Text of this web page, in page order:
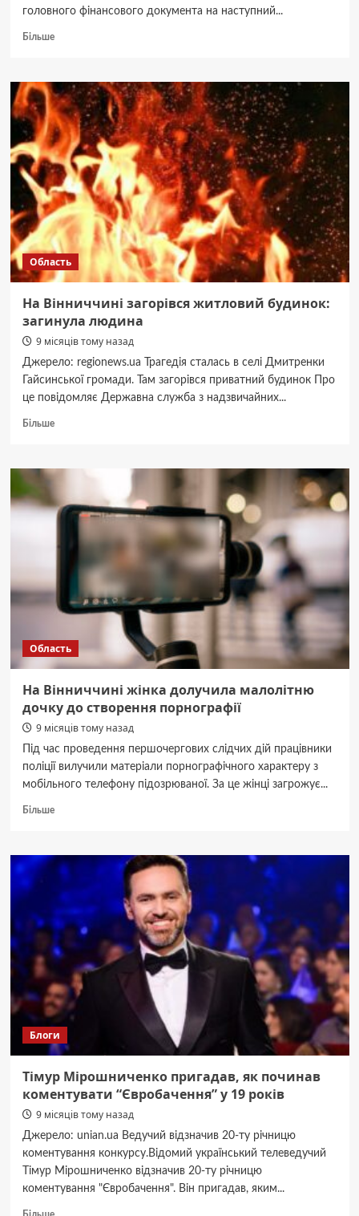
головного фінансового документа на наступний...
БільшеДокладніше
проєктом
бюджету
громади
на
2026
рік
ознайомили
представників
Вінницяміськтеплоенерго
та
Вінницької
транспортної
компанії
Область
На Вінниччині загорівся житловий будинок:
загинула людина
9 місяців тому назад
Джерело: regionews.ua Трагедія сталась в селі Дмитренки
Гайсинської громади. Там загорівся приватний будинок Про
це повідомляє Державна служба з надзвичайних...
БільшеДокладніше
Вінниччині
будинок:
людина
Область
На Вінниччині жінка долучила малолітню
дочку до створення порнографії
9 місяців тому назад
Під час проведення першочергових слідчих дій працівники
поліції вилучили матеріали порнографічного характеру з
мобільного телефону підозрюваної. За це жінці загрожує...
БільшеДокладніше
Вінниччині
жінка
долучила
малолітню
дочку
до
створення
порнографії
Блоги
Тімур Мірошниченко пригадав, як починав
коментувати “Євробачення” у 19 років
9 місяців тому назад
Джерело: unian.ua Ведучий відзначив 20-ту річницю
коментування конкурсу.Відомий український телеведучий
Тімур Мірошниченко відзначив 20-ту річницю
коментування "Євробачення". Він пригадав, яким...
Докладніше